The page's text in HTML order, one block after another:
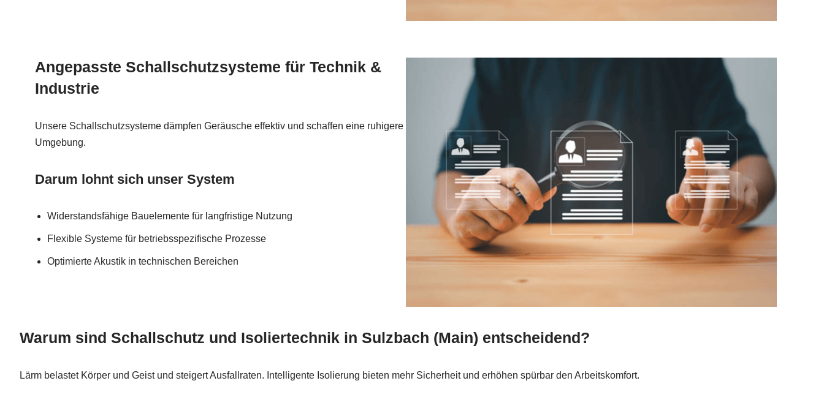
Angepasste Schallschutzsysteme für Technik &
Industrie
Unsere Schallschutzsysteme dämpfen Geräusche effektiv und schaffen eine ruhigere
Umgebung.
Darum lohnt sich unser System
Widerstandsfähige Bauelemente für langfristige Nutzung
Flexible Systeme für betriebsspezifische Prozesse
Optimierte Akustik in technischen Bereichen
Warum sind Schallschutz und Isoliertechnik in Sulzbach (Main) entscheidend?
Lärm belastet Körper und Geist und steigert Ausfallraten. Intelligente Isolierung bieten mehr Sicherheit und erhöhen spürbar den Arbeitskomfort.